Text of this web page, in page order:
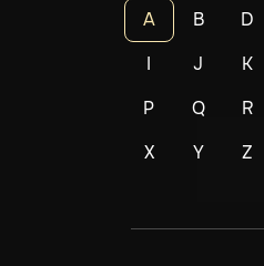
A B D
I
J K
P
Q R
X
Y Z